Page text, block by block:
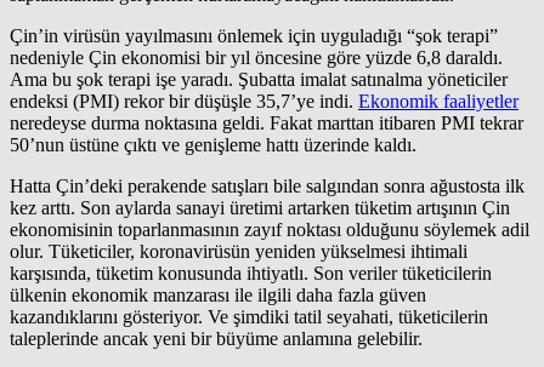
Çin’in virüsün yayılmasını önlemek için uyguladığı “şok terapi”
nedeniyle Çin ekonomisi bir yıl öncesine göre yüzde 6,8 daraldı.
Ama bu şok terapi işe yaradı. Şubatta imalat satınalma yöneticiler
endeksi (PMI) rekor bir düşüşle 35,7’ye indi. Ekonomik faaliyetler
neredeyse durma noktasına geldi. Fakat marttan itibaren PMI tekrar
50’nun üstüne çıktı ve genişleme hattı üzerinde kaldı.
Hatta Çin’deki perakende satışları bile salgından sonra ağustosta ilk
kez arttı. Son aylarda sanayi üretimi artarken tüketim artışının Çin
ekonomisinin toparlanmasının zayıf noktası olduğunu söylemek adil
olur. Tüketiciler, koronavirüsün yeniden yükselmesi ihtimali
karşısında, tüketim konusunda ihtiyatlı. Son veriler tüketicilerin
ülkenin ekonomik manzarası ile ilgili daha fazla güven
kazandıklarını gösteriyor. Ve şimdiki tatil seyahati, tüketicilerin
taleplerinde ancak yeni bir büyüme anlamına gelebilir.